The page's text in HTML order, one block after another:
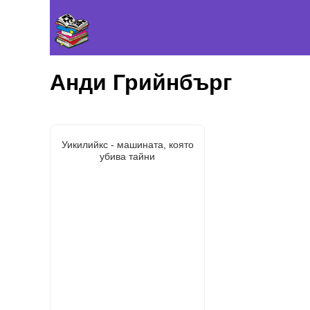
Анди Грийнбърг
Уикилийкс - машината, която
убива тайни